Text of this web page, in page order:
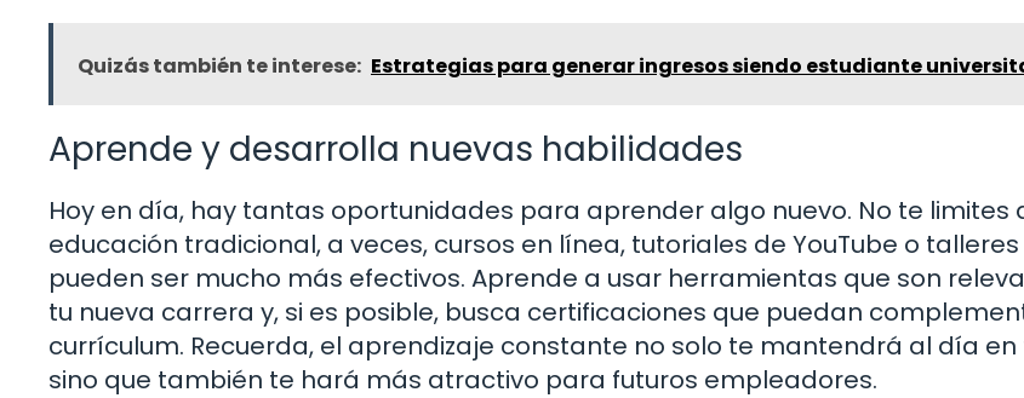
Quizás también te interese: Estrategias para generar ingresos siendo estudiante
Aprende y desarrolla nuevas habilidades
Hoy en día, hay tantas oportunidades para aprender algo nuevo. No te limites
educación tradicional, a veces, cursos en línea, tutoriales de YouTube o
pueden ser mucho más efectivos. Aprende a usar herramientas que son
tu nueva carrera y, si es posible, busca certificaciones que puedan
currículum. Recuerda, el aprendizaje constante no solo te mantendrá al día
sino que también te hará más atractivo para futuros empleadores.